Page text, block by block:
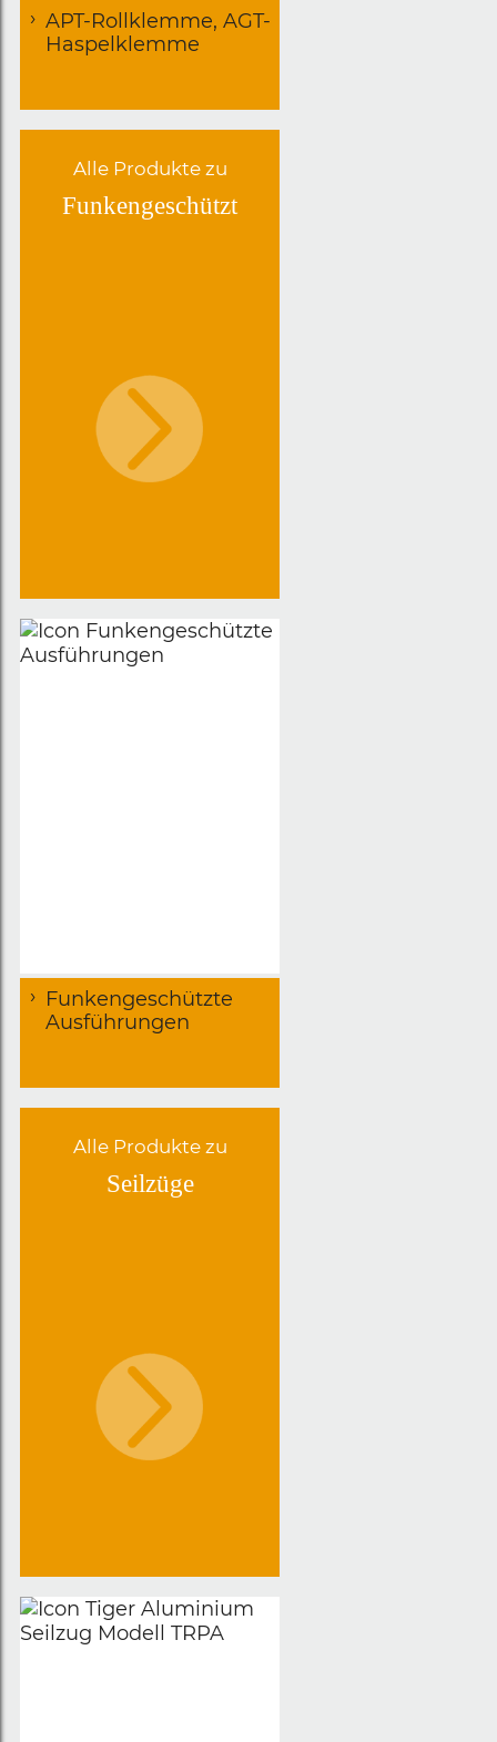
APT-Rollklemme, AGT-
Haspelklemme
Alle Produkte zu
Funkengeschützt
Funkengeschützte
Ausführungen
Alle Produkte zu
Seilzüge